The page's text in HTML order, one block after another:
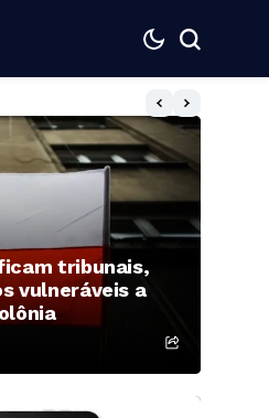
tribunais,
vulneráveis a